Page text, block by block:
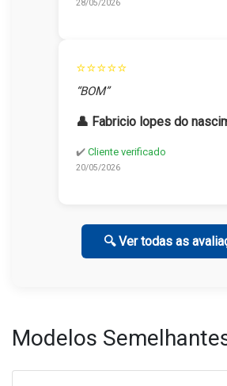
28/05/2026
⭐⭐⭐⭐⭐
“BOM”
👤 Fabricio lopes do
✔️ Cliente verificado
20/05/2026
🔍 Ver todas as
Modelos